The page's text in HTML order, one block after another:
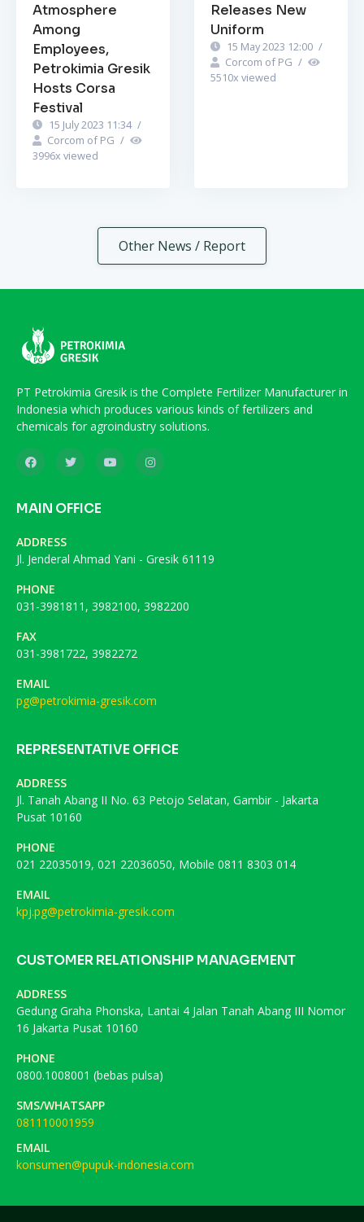
Atmosphere
Among
Employees,
Petrokimia Gresik
Hosts Corsa
Festival
15 July 2023 11:34 /
Corcom of PG /
3996x viewed
Releases New
Uniform
15 May 2023 12:00 /
Corcom of PG /
5510x viewed
Other News / Report
PT Petrokimia Gresik is the Complete Fertilizer Manufacturer in
Indonesia which produces various kinds of fertilizers and
chemicals for agroindustry solutions.
MAIN OFFICE
ADDRESS
Jl. Jenderal Ahmad Yani - Gresik 61119
PHONE
031-3981811, 3982100, 3982200
FAX
031-3981722, 3982272
EMAIL
pg@petrokimia-gresik.com
REPRESENTATIVE OFFICE
ADDRESS
Jl. Tanah Abang II No. 63 Petojo Selatan, Gambir - Jakarta
Pusat 10160
PHONE
021 22035019, 021 22036050, Mobile 0811 8303 014
EMAIL
kpj.pg@petrokimia-gresik.com
CUSTOMER RELATIONSHIP MANAGEMENT
ADDRESS
Gedung Graha Phonska, Lantai 4 Jalan Tanah Abang III Nomor
16 Jakarta Pusat 10160
PHONE
0800.1008001 (bebas pulsa)
SMS/WHATSAPP
081110001959
EMAIL
konsumen@pupuk-indonesia.com